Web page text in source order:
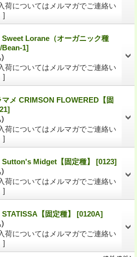
荷についてはメルマガでご連絡い
]
Sweet Lorane（オーガニック種
Bean-1]
荷についてはメルマガでご連絡い
]
マメ CRIMSON FLOWERED【固
荷についてはメルマガでご連絡い
]
Sutton's Midget【固定種】 [0123]
荷についてはメルマガでご連絡い
]
【固定種】 [0120A]
荷についてはメルマガでご連絡い
]